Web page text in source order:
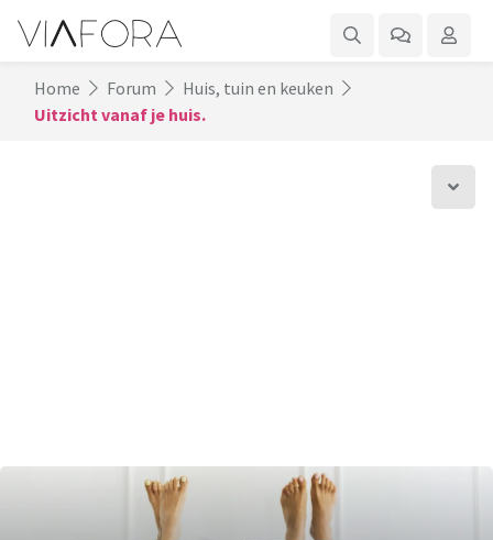
Home Forum
Huis, tuin en keuken
Uitzicht vanaf je huis.